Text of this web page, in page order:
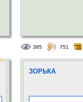
385 751
ЗОРЬКА